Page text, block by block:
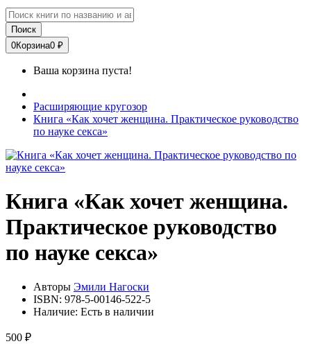
Поиск
0Корзина0 ₽
Ваша корзина пуста!
Расширяющие кругозор
Книга «Как хочет женщина. Практическое руководство
по науке секса»
Книга «Как хочет женщина.
Практическое руководство
по науке секса»
Авторы Эмили Нагоски
ISBN: 978-5-00146-522-5
Наличие: Есть в наличии
500 ₽